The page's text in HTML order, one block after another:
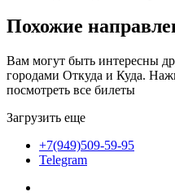
Похожие
Вам могут быть интересны
городами Откуда и Куда.
посмотреть все билеты
Загрузить еще
+7(949)509-59-95
Telegram